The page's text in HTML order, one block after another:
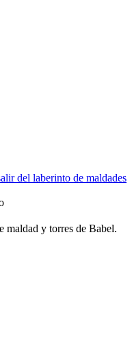
del laberinto de maldades
maldad y torres de Babel.